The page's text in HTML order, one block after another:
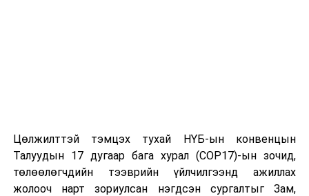
Цөлжилттэй тэмцэх тухай НҮБ-ын конвенцын
Талуудын 17 дугаар бага хурал (COP17)-ын зочид,
төлөөлөгчдийн тээврийн үйлчилгээнд ажиллах
жолооч нарт зориулсан нэгдсэн сургалтыг Зам,